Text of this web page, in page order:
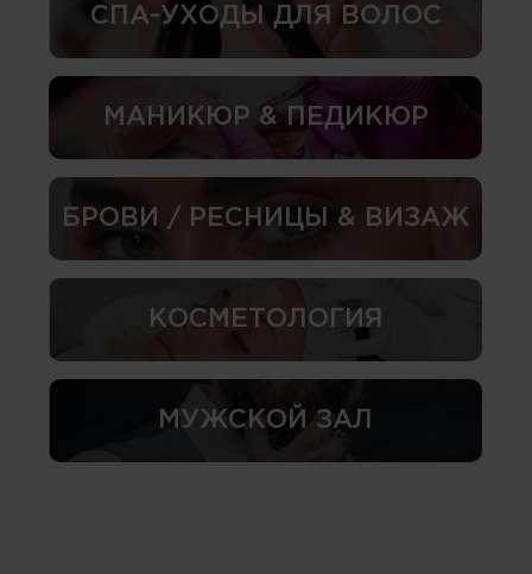
СПА-УХОДЫ ДЛЯ ВОЛОС
МАНИКЮР & ПЕДИКЮР
БРОВИ / РЕСНИЦЫ & ВИЗАЖ
КОСМЕТОЛОГИЯ
МУЖСКОЙ ЗАЛ